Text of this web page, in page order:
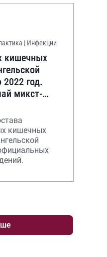
| Инфекции
кишечных
2022 год.
микст-
кишечных